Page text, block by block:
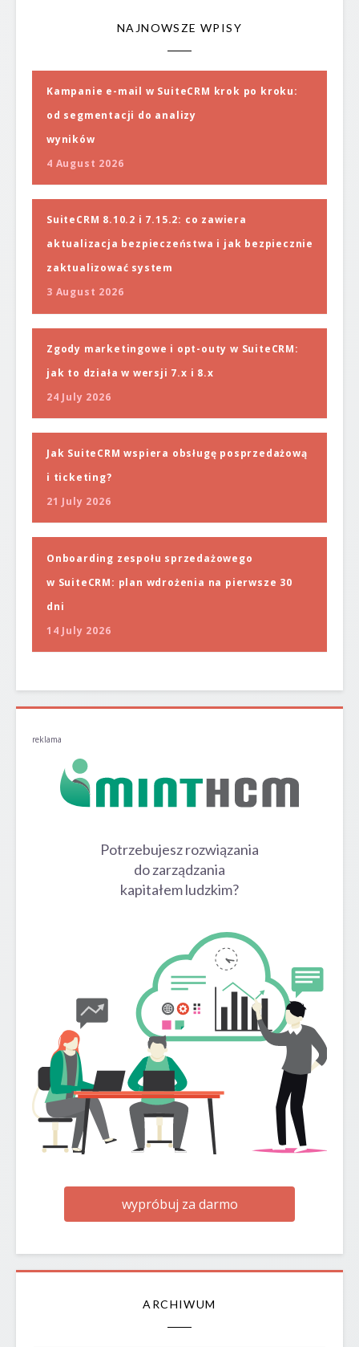
NAJNOWSZE WPISY
Kampanie e-mail w SuiteCRM krok po kroku:
od segmentacji do analizy
wyników
4 August 2026
SuiteCRM 8.10.2 i 7.15.2: co zawiera
aktualizacja bezpieczeństwa i jak bezpiecznie
zaktualizować system
3 August 2026
Zgody marketingowe i opt-outy w SuiteCRM:
jak to działa w wersji 7.x i 8.x
24 July 2026
Jak SuiteCRM wspiera obsługę posprzedażową
i ticketing?
21 July 2026
Onboarding zespołu sprzedażowego
w SuiteCRM: plan wdrożenia na pierwsze 30
dni
14 July 2026
reklama
Potrzebujesz rozwiązania
do zarządzania
kapitałem ludzkim?
wypróbuj za darmo
ARCHIWUM